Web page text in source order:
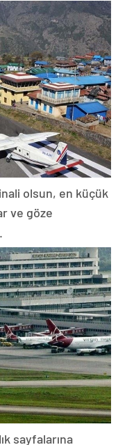
olsun, en küçük
ve göze
sayfalarına